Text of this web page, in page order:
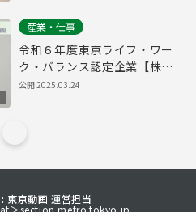
産業・仕事
令和６年度東京ライフ・ワー
ク・バランス認定企業【株式
会社FIS】
公開2025.03.24
東京動画 運営担当